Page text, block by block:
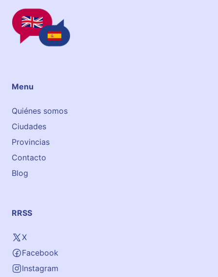
c
h
o
o
Menu
Quiénes somos
Ciudades
Provincias
Contacto
Blog
RRSS
X
Facebook
Instagram